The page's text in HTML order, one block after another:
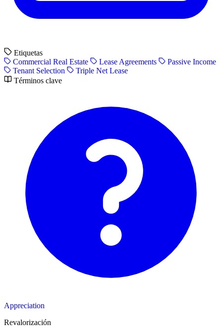
Etiquetas
Commercial Real Estate
Lease Agreements
Passive Income
Tenant Selection
Triple Net Lease
Términos clave
Appreciation
Revalorización